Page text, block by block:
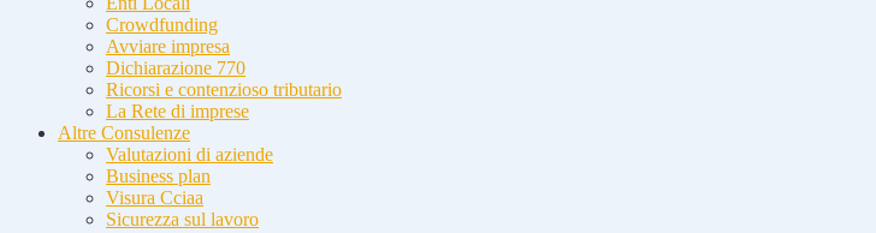
Crowdfunding
Avviare impresa
Dichiarazione 770
Ricorsi e contenzioso tributario
La Rete di imprese
Altre Consulenze
Valutazioni di aziende
Business plan
Visura Cciaa
Sicurezza sul lavoro